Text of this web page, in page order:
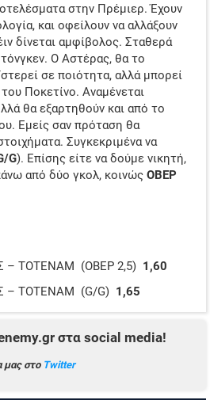
στην Πρέμιερ. Έχουν
και οφείλουν να αλλάξουν
δίνεται αμφίβολος. Σταθερά
Ο Αστέρας, θα το
σε ποιότητα, αλλά μπορεί
Ποκετίνο. Αναμένεται
θα εξαρτηθούν και από το
Εμείς σαν πρόταση θα
Συγκεκριμένα να
G). Επίσης είτε να δούμε νικητή,
από δύο γκολ, κοινώς ΟΒΕΡ
– ΤΟΤΕΝΑΜ (ΟΒΕΡ 2,5) 1,60
– ΤΟΤΕΝΑΜ (G/G) 1,65
στα social media!
μας στο Twitter